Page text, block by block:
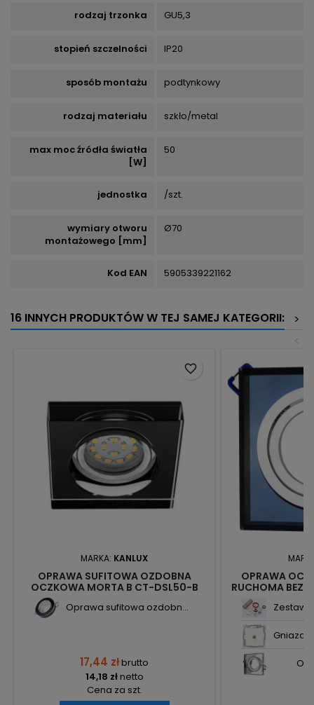
rodzaj trzonka GU5,3
stopień szczelności IP20
sposób montażu podtynkowy
rodzaj materiału szkło/metal
max moc źródła światła
[W]
50
jednostka /szt.
wymiary otworu
montażowego [mm]
Ø70
Kod EAN 5905339221162
16 INNYCH PRODUKTÓW W TEJ SAMEJ KATEGORII:
>
<
MARKA: KANLUX
OPRAWA SUFITOWA OZDOBNA
OCZKOWA MORTA B CT-DSL50-B
Oprawa sufitowa ozdobn...
17,44 złbrutto
14,18 złnetto
Cena za szt.
favorite_border
OPRAWA
RUCHOMA BEZ
Zestaw
Gniazdo